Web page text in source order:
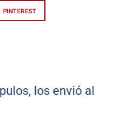
PINTEREST
los envió al